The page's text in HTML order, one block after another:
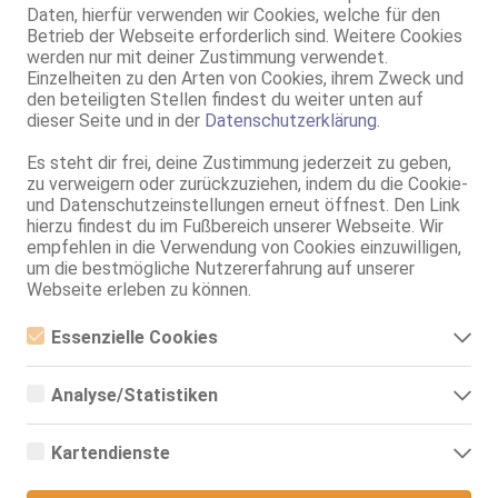
Daten, hierfür verwenden wir Cookies, welche für den
Betrieb der Webseite erforderlich sind. Weitere Cookies
werden nur mit deiner Zustimmung verwendet.
Einzelheiten zu den Arten von Cookies, ihrem Zweck und
den beteiligten Stellen findest du weiter unten auf
dieser Seite und in der Datenschutzerklärung.
Es steht dir frei, deine Zustimmung jederzeit zu geben,
zu verweigern oder zurückzuziehen, indem du die Cookie-
und Datenschutzeinstellungen erneut öffnest. Den Link
hierzu findest du im Fußbereich unserer Webseite. Wir
empfehlen in die Verwendung von Cookies einzuwilligen,
um die bestmögliche Nutzererfahrung auf unserer
Webseite erleben zu können.
Essenzielle Cookies
Essenzielle Cookies sind alle notwendigen Cookies, die für den
ermöglicht werden. Die Webseite kann ohne diese Cookies nicht
Analyse/Statistiken
Analyse- bzw. Statistikcookies sind Cookies, die der Analyse der
Zugriffsstatistiken dienen. Sie helfen den Webseiten-Besitzern zu
Informationen anonym gesammelt und gemeldet werden.
Kartendienste
Nähe Freigericht
Blonder Vamp
Hainburg
Michele
55 Jahre, 75C, KF 38, 1.60m, 67 kg, total rasiert, deutsch
ZK, AV, 69, GF6, DT, NSa, NSp
Rodgau
59 Jahre, 90C, KF 36, 1.75m, total rasiert
SolAds